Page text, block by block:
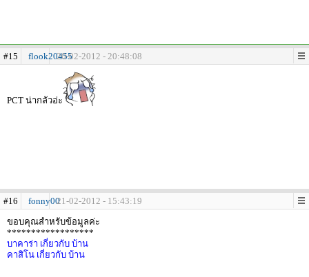
#15 flook2045520-02-2012 - 20:48:08
PCT น่ากลัวอ่ะ
#16 fonny0021-02-2012 - 15:43:19
ขอบคุณสำหรับข้อมูลค่ะ
******************
บาคาร่า เกี่ยวกับ บ้าน
คาสิโน เกี่ยวกับ บ้าน